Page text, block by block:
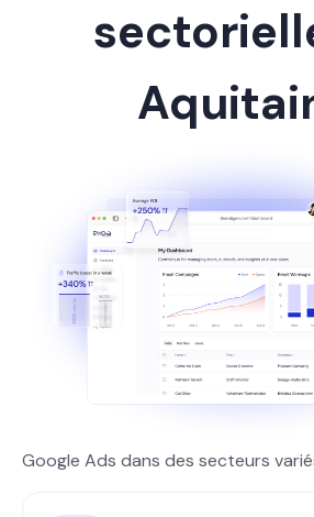
Google Ads dans des secteurs